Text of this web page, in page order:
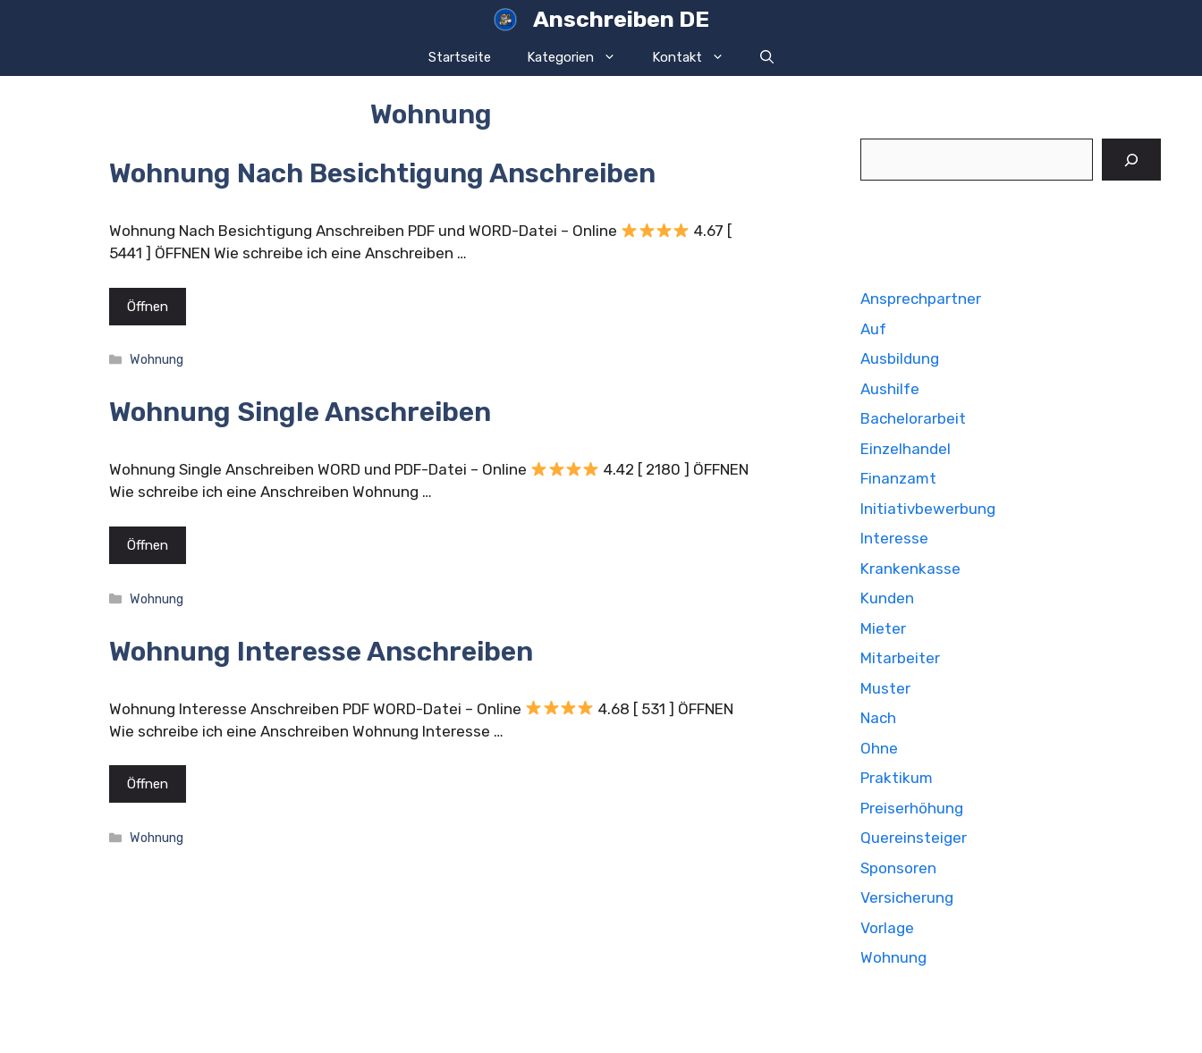
Anschreiben DE
Startseite Kategorien Kontakt
Wohnung
Wohnung Nach Besichtigung Anschreiben
Wohnung Nach Besichtigung Anschreiben PDF und WORD-Datei – Online
4.67 [
5441 ] ÖFFNEN Wie schreibe ich eine Anschreiben …
Öffnen
Kategorien
Wohnung
Wohnung Single Anschreiben
Wohnung Single Anschreiben WORD und PDF-Datei – Online
4.42 [ 2180 ] ÖFFNEN
Wie schreibe ich eine Anschreiben Wohnung …
Öffnen
Kategorien
Wohnung
Wohnung Interesse Anschreiben
Wohnung Interesse Anschreiben PDF WORD-Datei – Online
4.68 [ 531 ] ÖFFNEN
Wie schreibe ich eine Anschreiben Wohnung Interesse …
Öffnen
Kategorien
Wohnung
Ansprechpartner
Auf
Ausbildung
Aushilfe
Bachelorarbeit
Einzelhandel
Finanzamt
Initiativbewerbung
Interesse
Krankenkasse
Kunden
Mieter
Mitarbeiter
Muster
Nach
Ohne
Praktikum
Preiserhöhung
Quereinsteiger
Sponsoren
Versicherung
Vorlage
Wohnung